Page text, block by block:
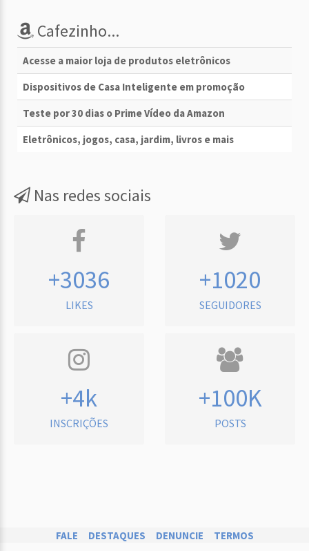
Cafezinho...
Acesse a maior loja de produtos eletrônicos
Dispositivos de Casa Inteligente em promoção
Teste por 30 dias o Prime Vídeo da Amazon
Eletrônicos, jogos, casa, jardim, livros e mais
Nas redes sociais
+3036
LIKES
+1020
SEGUIDORES
+4k
INSCRIÇÕES
+100K
POSTS
FALE DESTAQUES DENUNCIE TERMOS